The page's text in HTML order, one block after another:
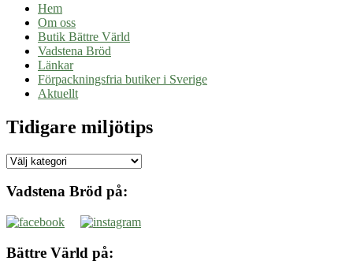
Hem
Om oss
Butik Bättre Värld
Vadstena Bröd
Länkar
Förpackningsfria butiker i Sverige
Aktuellt
Tidigare miljötips
Tidigare
Vadstena Bröd på:
Bättre Värld på: